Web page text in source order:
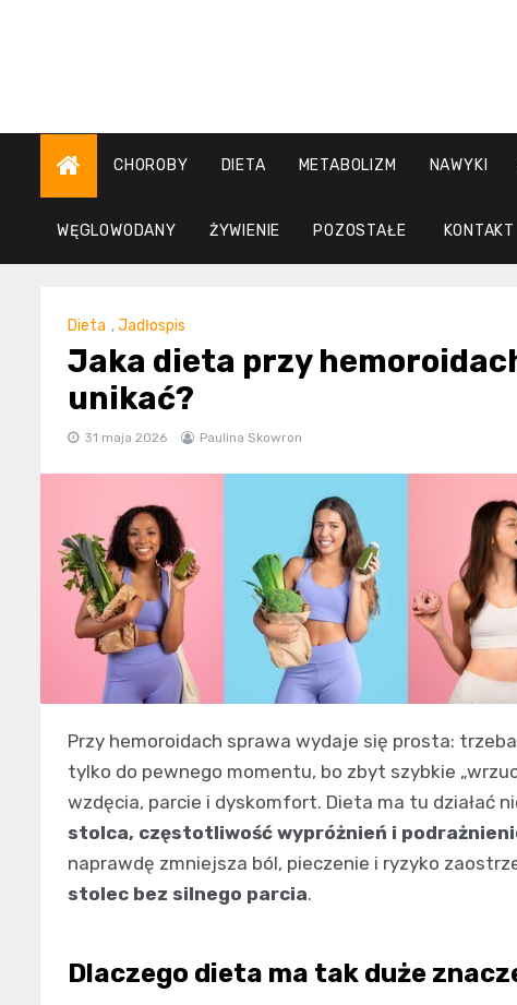
CHOROBY DIETA METABOLIZM NAWYKI
WĘGLOWODANY ŻYWIENIE POZOSTAŁE KONTAKT
Dieta ,Jadłospis
Jaka dieta przy
unikać?
31 maja 2026 Paulina Skowron
Przy hemoroidach sprawa wydaje się prosta:
tylko do pewnego momentu, bo zbyt szybkie
wzdęcia, parcie i dyskomfort. Dieta ma tu działać
stolca, częstotliwość wypróżnień i
naprawdę zmniejsza ból, pieczenie i ryzyko
stolec bez silnego parcia.
Dlaczego dieta ma tak duże